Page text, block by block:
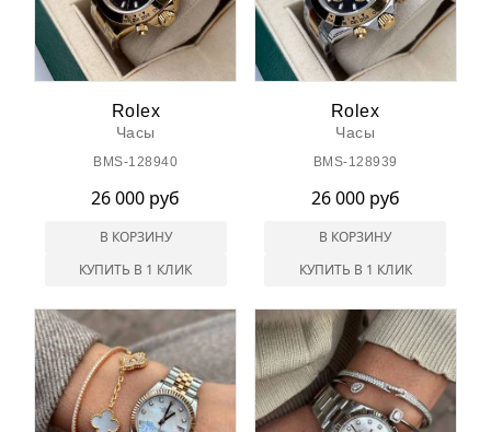
Rolex
Часы
BMS-128940
26 000 руб
В КОРЗИНУ
КУПИТЬ В 1 КЛИК
Rolex
Часы
BMS-128939
26 000 руб
В КОРЗИНУ
КУПИТЬ В 1 КЛИК